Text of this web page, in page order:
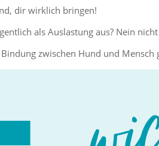
dir wirklich bringen!
als Auslastung aus? Nein
zwischen Hund und